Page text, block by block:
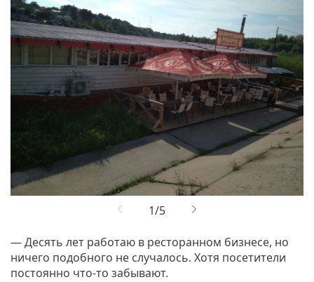
— Десять лет работаю в ресторанном бизнесе, но
ничего подобного не случалось. Хотя посетители
постоянно что-то забывают.